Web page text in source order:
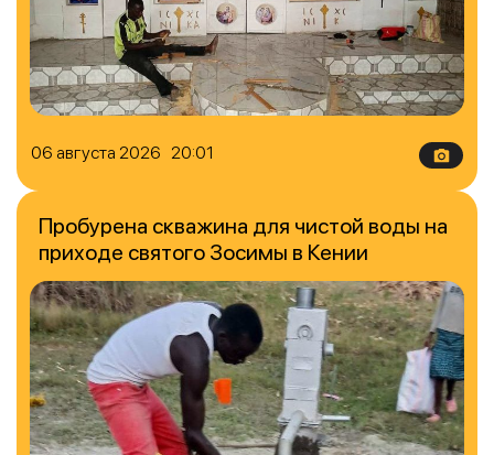
06 августа 2026 20:01
Пробурена скважина для чистой воды на
приходе святого Зосимы в Кении